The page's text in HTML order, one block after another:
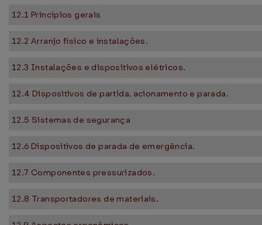
12.1 Princípios gerais
12.2 Arranjo físico e instalações.
12.3 Instalações e dispositivos elétricos.
12.4 Dispositivos de partida, acionamento e parada.
12.5 Sistemas de segurança
12.6 Dispositivos de parada de emergência.
12.7 Componentes pressurizados.
12.8 Transportadores de materiais.